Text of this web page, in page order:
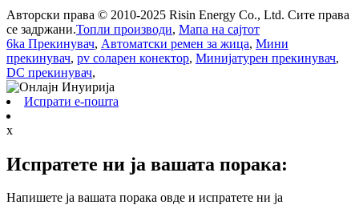
Авторски права © 2010-2025 Risin Energy Co., Ltd. Сите права
се задржани.Топли производи, Мапа на сајтот
6ka Прекинувач, Автоматски ремен за жица, Мини
прекинувач, pv соларен конектор, Минијатурен прекинувач,
DC прекинувач,
Испрати е-пошта
x
Испратете ни ја вашата порака:
Напишете ја вашата порака овде и испратете ни ја